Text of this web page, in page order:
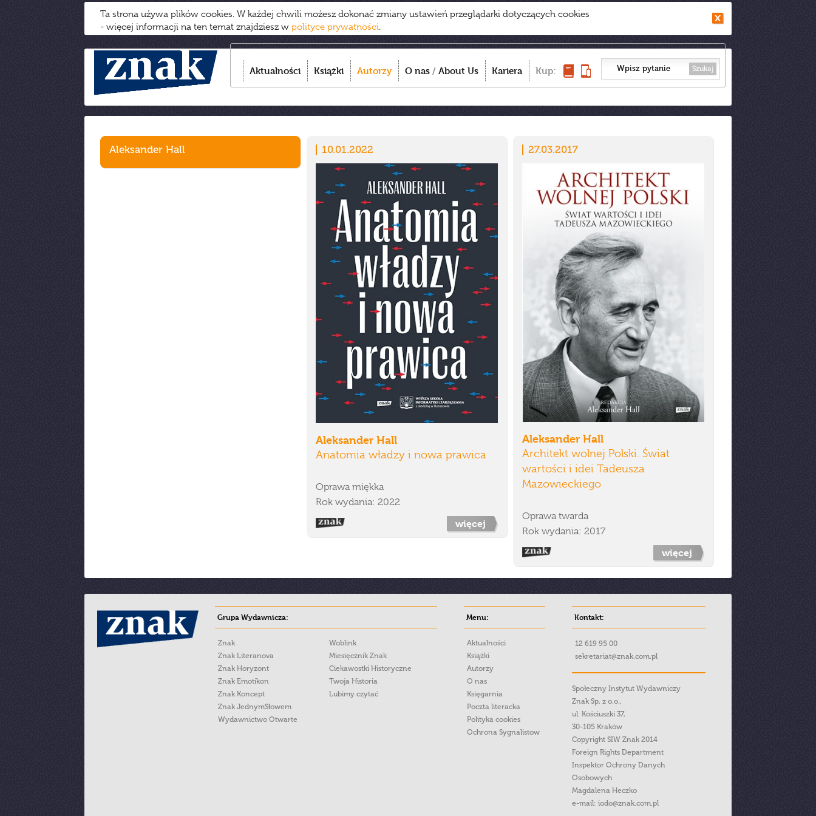
Ta strona używa plików cookies. W każdej chwili możesz dokonać zmiany ustawień przeglądarki dotyczących cookies
- więcej informacji na ten temat znajdziesz w polityce prywatności.
Aktualności Książki Autorzy O nas / About Us Kariera Kup: Szukaj
Aleksander Hall 10.01.2022
Aleksander Hall
Anatomia władzy i nowa prawica
Oprawa miękka
Rok wydania: 2022
więcej
27.03.2017
Aleksander Hall
Architekt wolnej Polski. Świat
wartości i idei Tadeusza
Mazowieckiego
Oprawa twarda
Rok wydania: 2017
więcej
Grupa Wydawnicza:
Znak
Znak Literanova
Znak Horyzont
Znak Emotikon
Znak Koncept
Znak JednymSłowem
Wydawnictwo Otwarte
Woblink
Miesięcznik Znak
Ciekawostki Historyczne
Twoja Historia
Lubimy czytać
Menu:
Aktualności
Książki
Autorzy
O nas
Księgarnia
Poczta literacka
Polityka cookies
Ochrona Sygnalistow
Kontakt:
12 619 95 00
sekretariat@znak.com.pl
Społeczny Instytut Wydawniczy
Znak Sp. z o.o.,
ul. Kościuszki 37,
30-105 Kraków
Copyright SIW Znak 2014
Foreign Rights Department
Inspektor Ochrony Danych
Osobowych
Magdalena Heczko
e-mail: iodo@znak.com.pl